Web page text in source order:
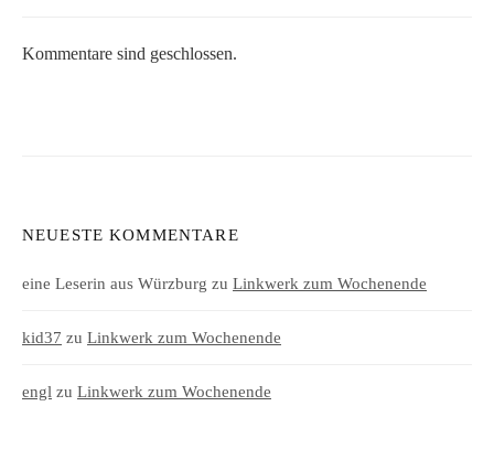
Kommentare sind geschlossen.
NEUESTE KOMMENTARE
eine Leserin aus Würzburg zu Linkwerk zum Wochenende
kid37 zu Linkwerk zum Wochenende
engl zu Linkwerk zum Wochenende